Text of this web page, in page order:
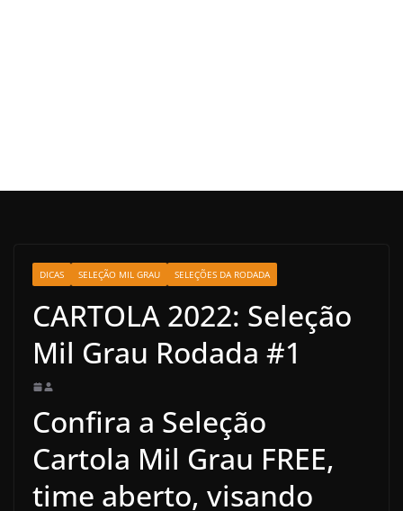
DICAS SELEÇÃO MIL GRAU SELEÇÕES DA RODADA
CARTOLA 2022: Seleção
Mil Grau Rodada #1
Confira a Seleção
Cartola Mil Grau FREE,
time aberto, visando